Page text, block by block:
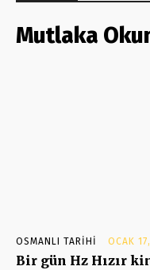
Mutlaka
OSMANLI TARIHI OCAK
Bir gün Hz Hızır